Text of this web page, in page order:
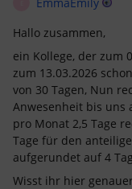
Hallo zusammen,
ein Kollege, der zum
zum 13.03.2026
von 30 Tagen, Nun
Anwesenheit bis uns
pro Monat 2,5 Tage
Tage für den
aufgerundet auf 4
Wisst ihr hier